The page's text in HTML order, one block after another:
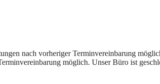
nach vorheriger Terminvereinbarung
möglich. Unser Büro ist